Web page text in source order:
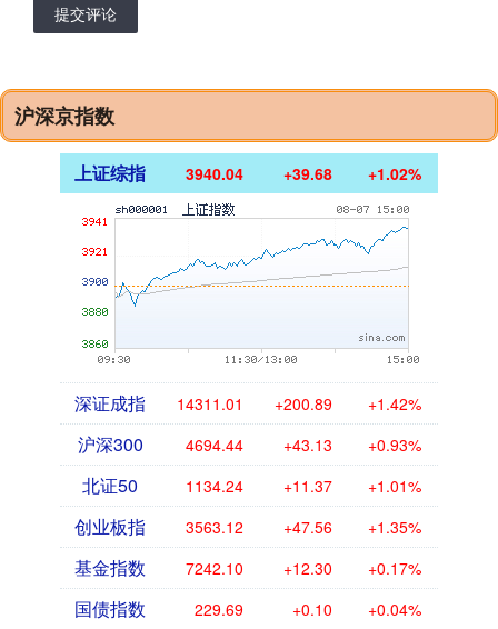
提交评论
沪深京指数
上证综指 3940.04 +39.68 +1.02%
深证成指 14311.01 +200.89 +1.42%
沪深300 4694.44 +43.13 +0.93%
北证50 1134.24 +11.37 +1.01%
创业板指 3563.12 +47.56 +1.35%
基金指数 7242.10 +12.30 +0.17%
国债指数 229.69 +0.10 +0.04%